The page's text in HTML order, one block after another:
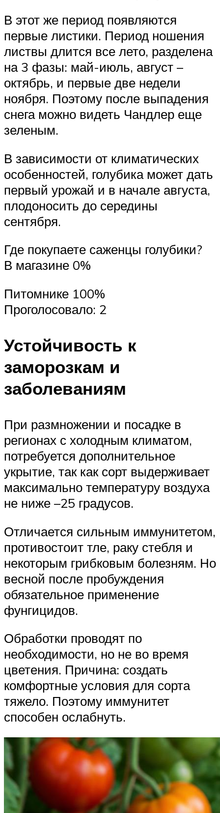
В этот же период появляются
первые листики. Период ношения
листвы длится все лето, разделена
на 3 фазы: май-июль, август –
октябрь, и первые две недели
ноября. Поэтому после выпадения
снега можно видеть Чандлер еще
зеленым.
В зависимости от климатических
особенностей, голубика может дать
первый урожай и в начале августа,
плодоносить до середины
сентября.
Где покупаете саженцы голубики?
В магазине 0%
Питомнике 100%
Проголосовало: 2
Устойчивость к
заморозкам и
заболеваниям
При размножении и посадке в
регионах с холодным климатом,
потребуется дополнительное
укрытие, так как сорт выдерживает
максимально температуру воздуха
не ниже –25 градусов.
Отличается сильным иммунитетом,
противостоит тле, раку стебля и
некоторым грибковым болезням. Но
весной после пробуждения
обязательное применение
фунгицидов.
Обработки проводят по
необходимости, но не во время
цветения. Причина: создать
комфортные условия для сорта
тяжело. Поэтому иммунитет
способен ослабнуть.